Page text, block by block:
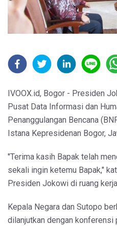
IVOOX.id, Bogor - Presiden
Pusat Data Informasi dan
Penanggulangan Bencana
Istana Kepresidenan Bogor,
"Terima kasih Bapak telah
sekali ingin ketemu Bapak,"
Presiden Jokowi di ruang
Kepala Negara dan Sutopo
dilanjutkan dengan